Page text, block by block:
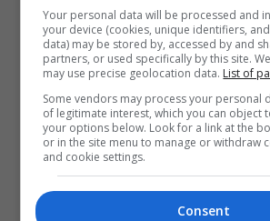
Toka Hëna Hong Kong
Your personal data will be processed and
your device (cookies, unique identifiers,
data) may be stored by, accessed by and
partners, or used specifically by this site.
may use precise geolocation data. List of
Some vendors may process your personal
of legitimate interest, which you can object
your options below. Look for a link at the
or in the site menu to manage or withdraw
and cookie settings.
Consent